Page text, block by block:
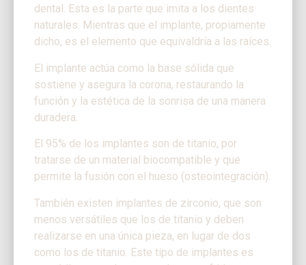
dental. Esta es la parte que imita a los dientes
naturales. Mientras que el implante, propiamente
dicho, es el elemento que equivaldría a las raíces.
El implante actúa como la base sólida que
sostiene y asegura la corona, restaurando la
función y la estética de la sonrisa de una manera
duradera.
El 95% de los implantes son de titanio, por
tratarse de un material biocompatible y que
permite la fusión con el hueso (osteointegración).
También existen implantes de zirconio, que son
menos versátiles que los de titanio y deben
realizarse en una única pieza, en lugar de dos
como los de titanio. Este tipo de implantes es